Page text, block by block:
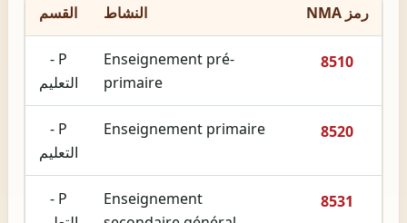
رمز NMA النشاط القسم
8510
Enseignement pré-
primaire
P -
التعليم
8520
Enseignement primaire
P -
التعليم
8531
Enseignement
P -